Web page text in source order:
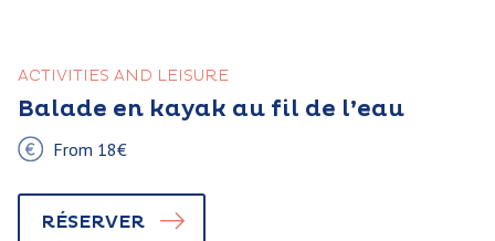
ACTIVITIES AND LEISURE
Balade en kayak au fil de l’eau
From 18€
RÉSERVER